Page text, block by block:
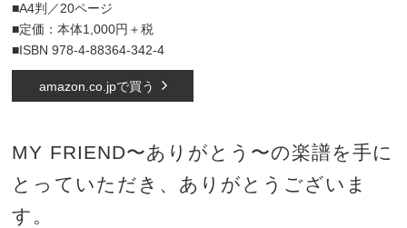
■A4判／20ページ
■定価：本体1,000円＋税
■ISBN 978-4-88364-342-4
amazon.co.jpで買う
MY FRIEND〜ありがとう〜の楽譜を手に
とっていただき、ありがとうございま
す。